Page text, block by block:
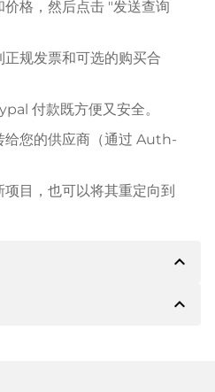
格，然后点击 "发送查询
规发票和可选的购买合
付款既方便又安全。
给您的供应商（通过 Auth-
目，也可以将其重定向到
expand_less
付款细节。房主随后会向您
expand_less